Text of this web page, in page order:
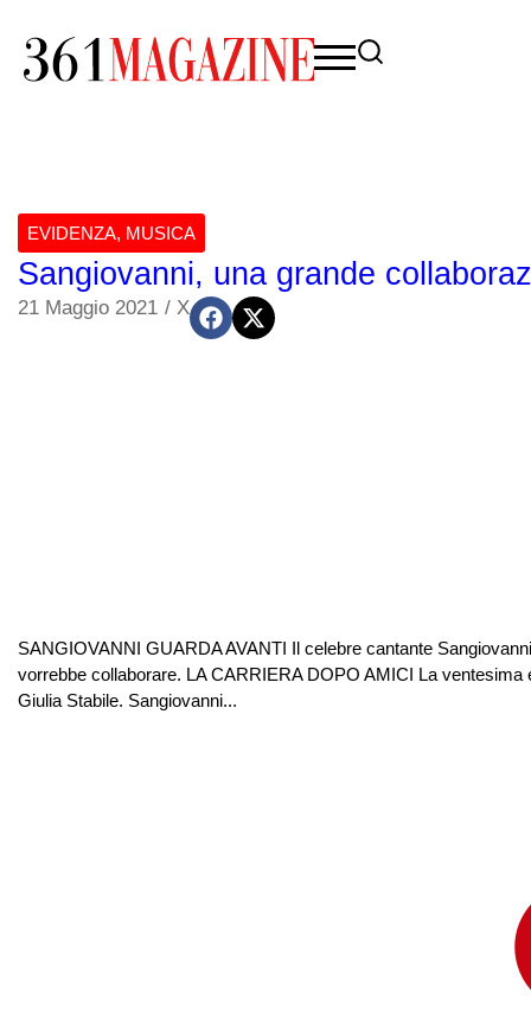
EVIDENZA, MUSICA
Sangiovanni, una grande
21 Maggio 2021 / X
SANGIOVANNI GUARDA AVANTI Il celebre cantante
vorrebbe collaborare. LA CARRIERA DOPO AMICI La
Giulia Stabile. Sangiovanni...